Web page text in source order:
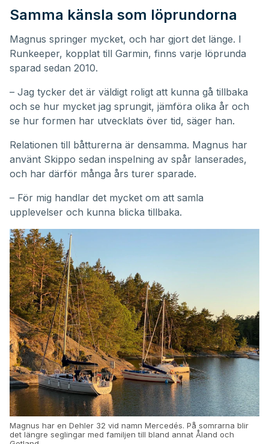
Samma känsla som löprundorna
Magnus springer mycket, och har gjort det länge. I
Runkeeper, kopplat till Garmin, finns varje löprunda
sparad sedan 2010.
– Jag tycker det är väldigt roligt att kunna gå tillbaka
och se hur mycket jag sprungit, jämföra olika år och
se hur formen har utvecklats över tid, säger han.
Relationen till båtturerna är densamma. Magnus har
använt Skippo sedan inspelning av spår lanserades,
och har därför många års turer sparade.
– För mig handlar det mycket om att samla
upplevelser och kunna blicka tillbaka.
Magnus har en Dehler 32 vid namn Mercedés. På somrarna blir
det längre seglingar med familjen till bland annat Åland och